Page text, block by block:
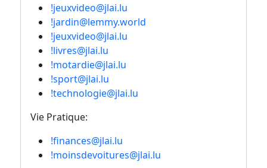
!jeuxvideo@jlai.lu
!jardin@lemmy.world
!jeuxvideo@jlai.lu
!livres@jlai.lu
!motardie@jlai.lu
!sport@jlai.lu
!technologie@jlai.lu
Vie Pratique:
!finances@jlai.lu
!moinsdevoitures@jlai.lu